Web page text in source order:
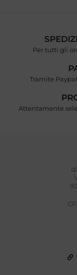
Per tutti gli
Tramite
Attentamente